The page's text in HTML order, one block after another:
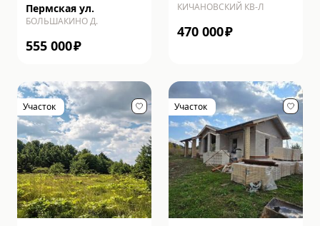
Пермская ул.
БОЛЬШАКИНО Д.
555 000₽
КИЧАНОВСКИЙ КВ-Л
470 000₽
Участок Участок